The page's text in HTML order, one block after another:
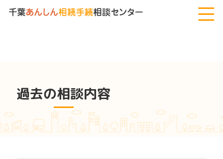
千葉あんしん相続手続相談センター>過去の相談内容
Q&A相続し
過去の相談内容